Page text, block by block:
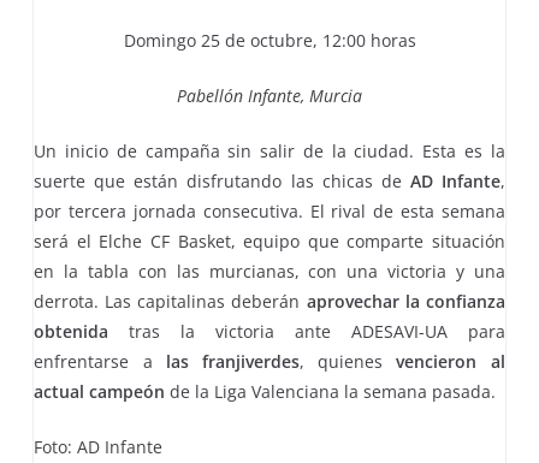
Domingo 25 de octubre, 12:00 horas
Pabellón Infante, Murcia
Un inicio de campaña sin salir de la ciudad. Esta es la
suerte que están disfrutando las chicas de AD Infante,
por tercera jornada consecutiva. El rival de esta semana
será el Elche CF Basket, equipo que comparte situación
en la tabla con las murcianas, con una victoria y una
derrota. Las capitalinas deberán aprovechar la confianza
obtenida tras la victoria ante ADESAVI-UA para
enfrentarse a las franjiverdes, quienesvencieron al
actual campeón de la Liga Valenciana la semana pasada.
Foto: AD Infante